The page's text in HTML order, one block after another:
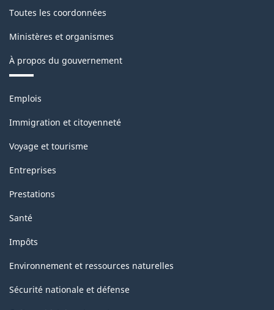
Toutes les coordonnées
Ministères et organismes
À propos du gouvernement
Thèmes
sujets
Emplois
Immigration et citoyenneté
Voyage et tourisme
Entreprises
Prestations
Santé
Impôts
Environnement et ressources naturelles
Sécurité nationale et défense